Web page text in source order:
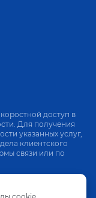
доступ в
Для получения
указанных услуг,
клиентского
связи или по